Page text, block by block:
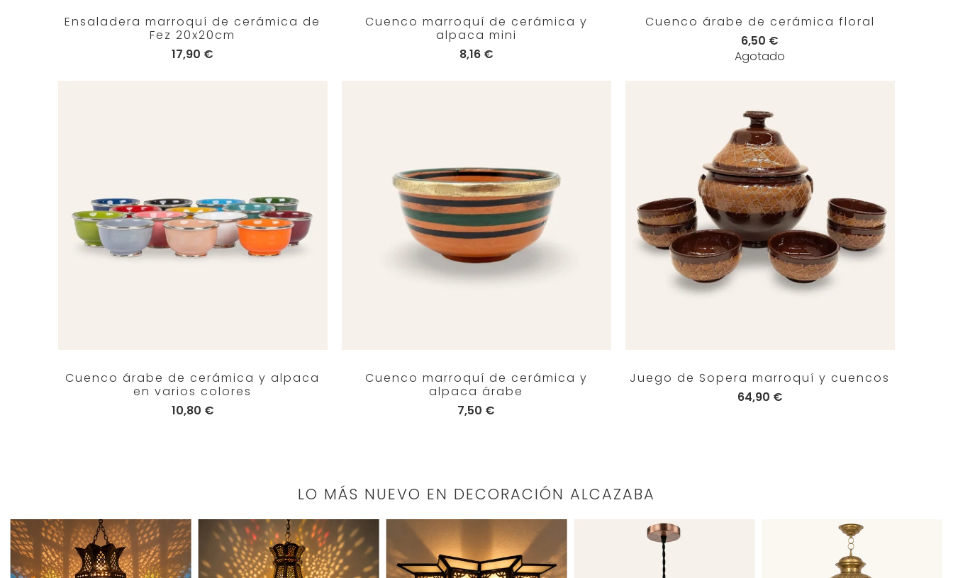
Ensaladera marroquí de cerámica de
Fez 20x20cm
17,90 €
Cuenco marroquí de cerámica y
alpaca mini
8,16 €
Cuenco árabe de cerámica floral
6,50 €
Agotado
Cuenco árabe de cerámica y alpaca
en varios colores
10,80 €
Cuenco marroquí de cerámica y
alpaca árabe
7,50 €
Juego de Sopera marroquí y cuencos
64,90 €
LO MÁS NUEVO EN DECORACIÓN ALCAZABA